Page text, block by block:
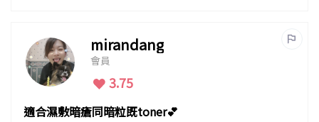
mirandang
會員
3.75
適合濕敷暗瘡同暗粒既toner💕